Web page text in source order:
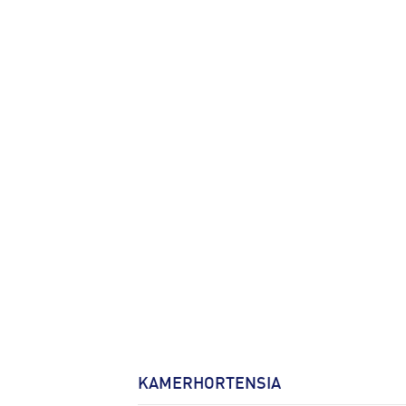
KAMERHORTENSIA